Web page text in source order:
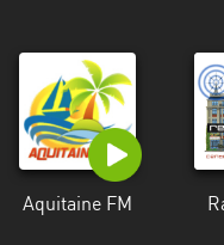
Aquitaine FM